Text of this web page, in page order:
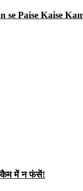
se Paise Kaise
में न फंसें!